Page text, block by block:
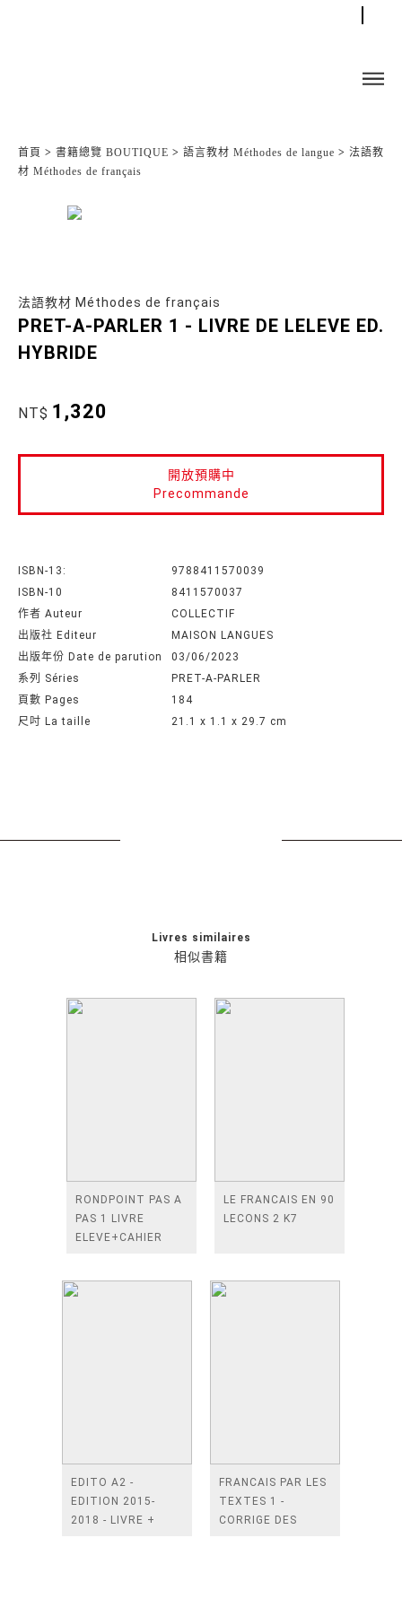
首頁 > 書籍總覽 BOUTIQUE > 語言教材 Méthodes de langue > 法語教
材 Méthodes de français
法語教材 Méthodes de français
PRET-A-PARLER 1 - LIVRE DE LELEVE ED.
HYBRIDE
NT$ 1,320
開放預購中
Precommande
ISBN-13:
9788411570039
ISBN-10
8411570037
作者 Auteur
COLLECTIF
出版社 Editeur
MAISON LANGUES
出版年份 Date de parution
03/06/2023
系列 Séries
PRET-A-PARLER
頁數 Pages
184
尺吋 La taille
21.1 x 1.1 x 29.7 cm
相似書籍
Livres similaires
RONDPOINT PAS A
PAS 1 LIVRE
ELEVE+CAHIER
LE FRANCAIS EN 90
LECONS 2 K7
EDITO A2 -
EDITION 2015-
2018 - LIVRE +
FRANCAIS PAR LES
TEXTES 1 -
CORRIGE DES